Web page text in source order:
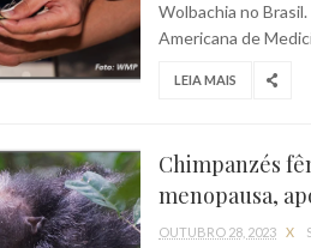
Wolbachia no
Americana de
LEIA MAIS
Chimpanzés
menopausa,
OUTUBRO 28, 2023 X